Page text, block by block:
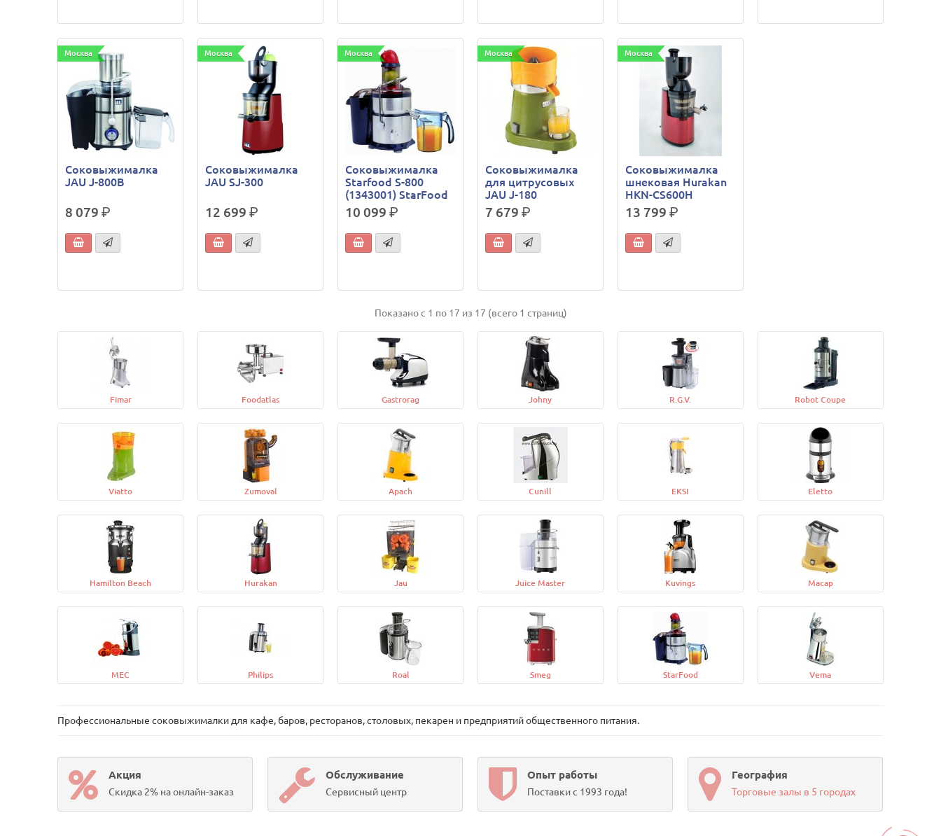
Москва
Соковыжималка
JAU J-800B
8 079р.
Москва
Соковыжималка
JAU SJ-300
12 699р.
Москва
Соковыжималка
Starfood S-800
(1343001) StarFood
10 099р.
Москва
Соковыжималка
для цитрусовых
JAU J-180
7 679 р.
Москва
Соковыжималка
шнековая Hurakan
HKN-CS600H
13 799 р.
Показано с 1 по 17 из 17 (всего 1 страниц)
Fimar Foodatlas Gastrorag Johny R.G.V. Robot Coupe
Viatto Zumoval Apach Cunill EKSI Eletto
Hamilton Beach Hurakan Jau Juice Master Kuvings Macap
MEC Philips Roal Smeg StarFood Vema
Профессиональные соковыжималки для кафе, баров, ресторанов, столовых, пекарен и предприятий общественного питания.
Акция
Скидка 2% на онлайн-заказ
Обслуживание
Сервисный центр
Опыт работы
Поставки с 1993 года!
География
Торговые залы в 5 городах